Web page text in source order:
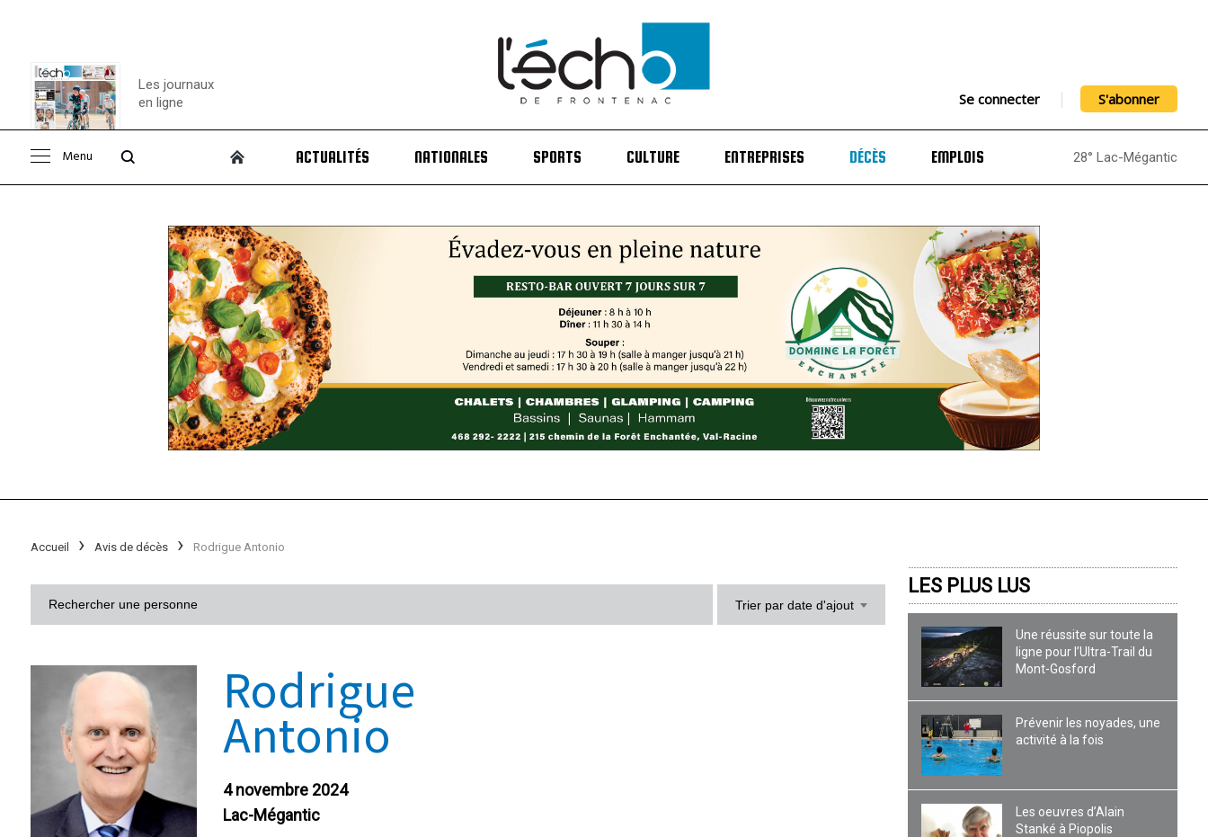
Consulter le
Les journaux
en ligne
Se connecter S'abonner
Menu ACTUALITÉS NATIONALES SPORTS CULTURE ENTREPRISES DÉCÈS EMPLOIS 28° Lac-Mégantic
Accueil Avis de décès Rodrigue Antonio
Trier par date d'ajout
Rodrigue
Antonio
4 novembre 2024
Lac-Mégantic
LES PLUS LUS
Une réussite sur toute la
ligne pour l’Ultra-Trail du
Mont-Gosford
Prévenir les noyades, une
activité à la fois
Les oeuvres d’Alain
Stanké à Piopolis